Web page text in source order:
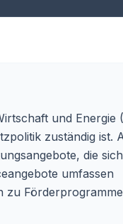
und Energie
zuständig ist.
die
umfassen
zu